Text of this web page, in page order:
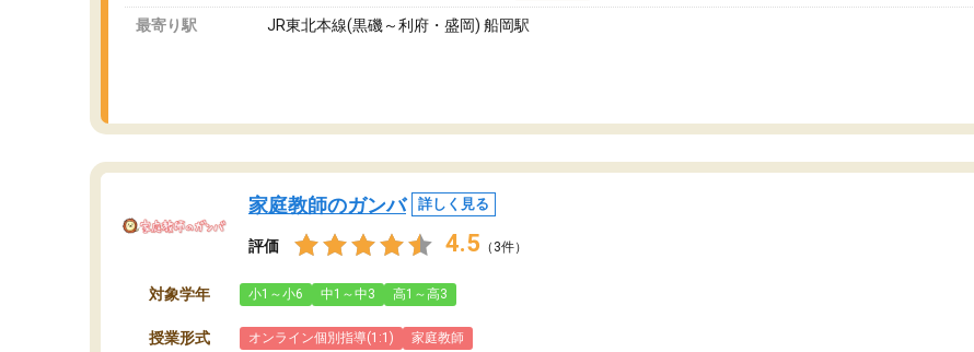
最寄り駅 JR東北本線(黒磯～利府・盛岡) 船岡駅
家庭教師のガンバ 詳しく見る
評価 4.5 （3件）
対象学年 小1～小6 中1～中3 高1～高3
授業形式 オンライン個別指導(1:1) 家庭教師